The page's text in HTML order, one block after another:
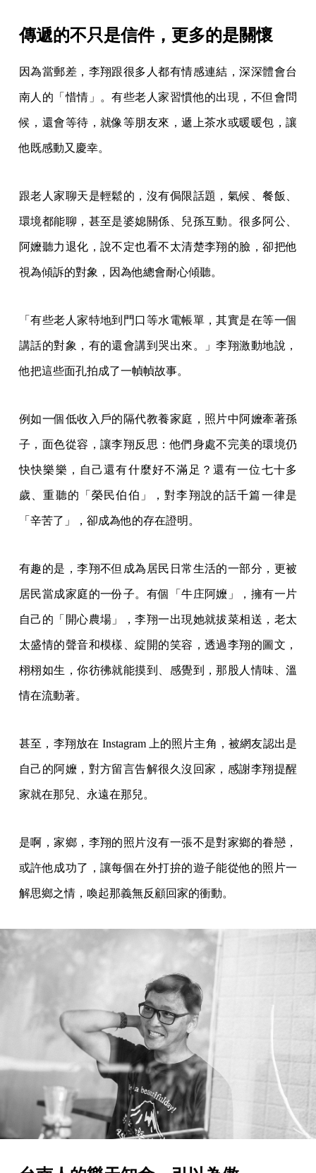
傳遞的不只是信件，更多的是關懷
因為當郵差，李翔跟很多人都有情感連結，深深體會台
南人的「惜情」。有些老人家習慣他的出現，不但會問
候，還會等待，就像等朋友來，遞上茶水或暖暖包，讓
他既感動又慶幸。
跟老人家聊天是輕鬆的，沒有侷限話題，氣候、餐飯、
環境都能聊，甚至是婆媳關係、兒孫互動。很多阿公、
阿嬤聽力退化，說不定也看不太清楚李翔的臉，卻把他
視為傾訴的對象，因為他總會耐心傾聽。
「有些老人家特地到門口等水電帳單，其實是在等一個
講話的對象，有的還會講到哭出來。」李翔激動地說，
他把這些面孔拍成了一幀幀故事。
例如一個低收入戶的隔代教養家庭，照片中阿嬤牽著孫
子，面色從容，讓李翔反思：他們身處不完美的環境仍
快快樂樂，自己還有什麼好不滿足？還有一位七十多
歲、重聽的「榮民伯伯」，對李翔說的話千篇一律是
「辛苦了」，卻成為他的存在證明。
有趣的是，李翔不但成為居民日常生活的一部分，更被
居民當成家庭的一份子。有個「牛庄阿嬤」，擁有一片
自己的「開心農場」，李翔一出現她就拔菜相送，老太
太盛情的聲音和模樣、綻開的笑容，透過李翔的圖文，
栩栩如生，你彷彿就能摸到、感覺到，那股人情味、溫
情在流動著。
甚至，李翔放在 Instagram 上的照片主角，被網友認出是
自己的阿嬤，對方留言告解很久沒回家，感謝李翔提醒
家就在那兒、永遠在那兒。
是啊，家鄉，李翔的照片沒有一張不是對家鄉的眷戀，
或許他成功了，讓每個在外打拚的遊子能從他的照片一
解思鄉之情，喚起那義無反顧回家的衝動。